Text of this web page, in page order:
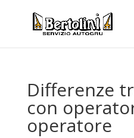
Differenze
con
operatore